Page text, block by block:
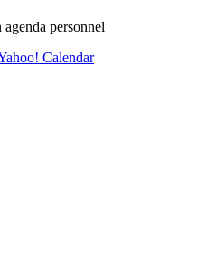
personnel
Calendar